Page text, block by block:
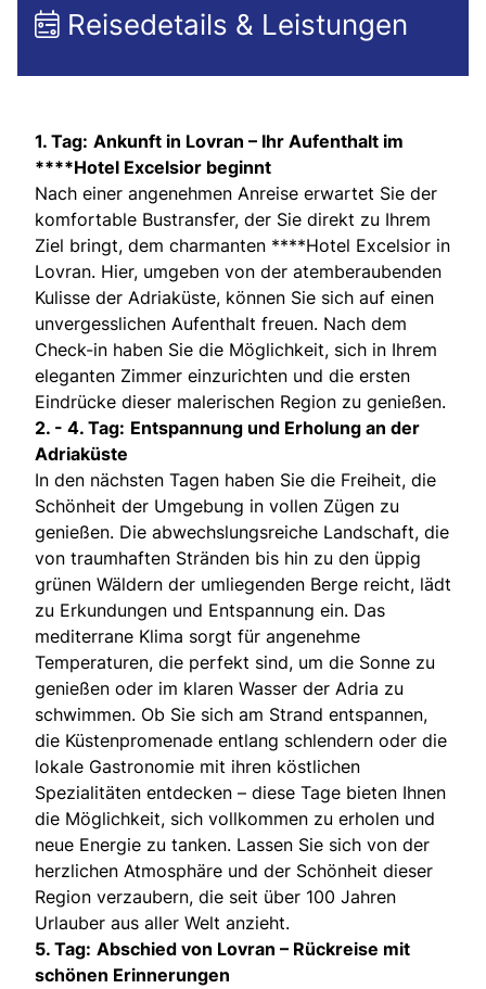
Reisedetails & Leistungen
1. Tag: Ankunft in Lovran – Ihr Aufenthalt im
****Hotel Excelsior beginnt
Nach einer angenehmen Anreise erwartet Sie der
komfortable Bustransfer, der Sie direkt zu Ihrem
Ziel bringt, dem charmanten ****Hotel Excelsior in
Lovran. Hier, umgeben von der atemberaubenden
Kulisse der Adriaküste, können Sie sich auf einen
unvergesslichen Aufenthalt freuen. Nach dem
Check-in haben Sie die Möglichkeit, sich in Ihrem
eleganten Zimmer einzurichten und die ersten
Eindrücke dieser malerischen Region zu genießen.
2. - 4. Tag: Entspannung und Erholung an der
Adriaküste
In den nächsten Tagen haben Sie die Freiheit, die
Schönheit der Umgebung in vollen Zügen zu
genießen. Die abwechslungsreiche Landschaft, die
von traumhaften Stränden bis hin zu den üppig
grünen Wäldern der umliegenden Berge reicht, lädt
zu Erkundungen und Entspannung ein. Das
mediterrane Klima sorgt für angenehme
Temperaturen, die perfekt sind, um die Sonne zu
genießen oder im klaren Wasser der Adria zu
schwimmen. Ob Sie sich am Strand entspannen,
die Küstenpromenade entlang schlendern oder die
lokale Gastronomie mit ihren köstlichen
Spezialitäten entdecken – diese Tage bieten Ihnen
die Möglichkeit, sich vollkommen zu erholen und
neue Energie zu tanken. Lassen Sie sich von der
herzlichen Atmosphäre und der Schönheit dieser
Region verzaubern, die seit über 100 Jahren
Urlauber aus aller Welt anzieht.
5. Tag: Abschied von Lovran – Rückreise mit
schönen Erinnerungen